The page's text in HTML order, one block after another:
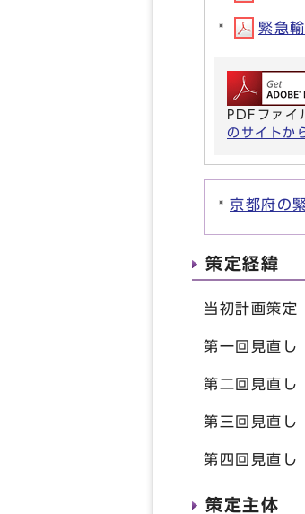
緊急
PDFファイ
のサイトか
京都府の
策定経緯
当初計画策
第一回見直
第二回見直
第三回見直
第四回見直
策定主体